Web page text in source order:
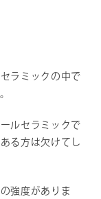
ラミックの中で
ルセラミックで
る方は欠けてし
強度がありま